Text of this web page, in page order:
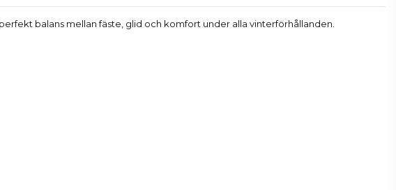
balans mellan fäste, glid och komfort under alla vinterförhållanden.